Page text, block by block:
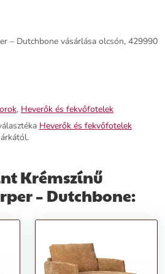
– Dutchbone vásárlása olcsón, 429990
, Heverők és fekvőfotelek
Heverők és fekvőfotelek
Krémszínű
– Dutchbone: